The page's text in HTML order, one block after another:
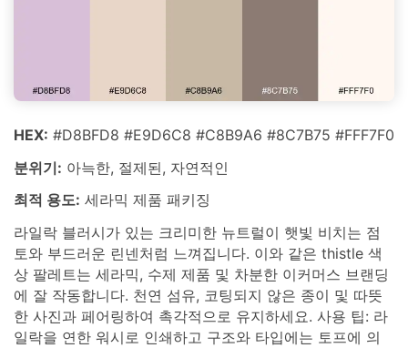
HEX: #D8BFD8 #E9D6C8 #C8B9A6 #8C7B75 #FFF7F0
분위기: 아늑한, 절제된, 자연적인
최적 용도: 세라믹 제품 패키징
라일락 블러시가 있는 크리미한 뉴트럴이 햇빛 비치는 점
토와 부드러운 린넨처럼 느껴집니다. 이와 같은 thistle 색
상 팔레트는 세라믹, 수제 제품 및 차분한 이커머스 브랜딩
에 잘 작동합니다. 천연 섬유, 코팅되지 않은 종이 및 따뜻
한 사진과 페어링하여 촉각적으로 유지하세요. 사용 팁: 라
일락을 연한 워시로 인쇄하고 구조와 타입에는 토프에 의